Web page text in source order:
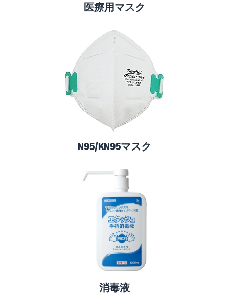
医療用マスク
N95/KN95マスク
消毒液